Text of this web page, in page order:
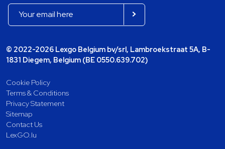
© 2022-2026 Lexgo Belgium bv/srl, Lambroekstraat 5A, B-
1831 Diegem, Belgium (BE 0550.639.702)
Cookie Policy
Terms & Conditions
Privacy Statement
Sitemap
Contact Us
LexGO.lu